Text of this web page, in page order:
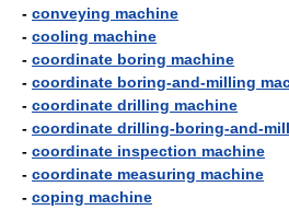
- conveying machine
- cooling machine
- coordinate boring machine
- coordinate boring-and-milling
- coordinate drilling machine
- coordinate drilling-boring-and-
- coordinate inspection machine
- coordinate measuring machine
- coping machine